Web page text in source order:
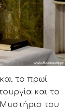
το πρωί
και το
του